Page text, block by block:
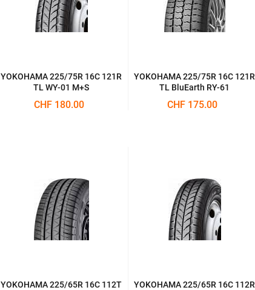
YOKOHAMA 225/75R 16C 121R
TL WY-01 M+S
CHF 180.00
YOKOHAMA 225/75R 16C 121R
TL BluEarth RY-61
CHF 175.00
YOKOHAMA 225/65R 16C 112T
YOKOHAMA 225/65R 16C 112R